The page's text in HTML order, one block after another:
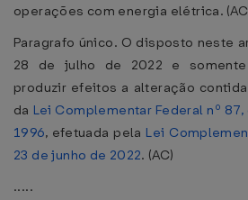
operações com energia elétrica.
Paragrafo único. O disposto neste
28 de julho de 2022 e
produzir efeitos a alteração
da Lei Complementar Federal nº
1996, efetuada pela Lei
23 de junho de 2022. (AC)
.....